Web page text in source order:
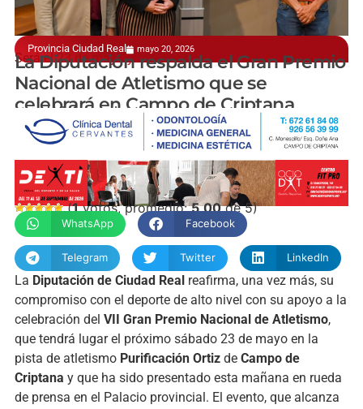
Provincia Ciudad Real mayo 20, 2026
Será el 23 de mayo y contará con más de 250 atletas
La Diputación respalda el Gran Premio
Nacional de Atletismo que se
celebrará en Campo de Criptana
manchainformacion.com
(1votos, promedio:5,00de 5)
WhatsApp Facebook
Telegram Twitter LinkedIn
La Diputación de Ciudad Realreafirma, una vez más, su
compromiso con el deporte de alto nivel con su apoyo a la
celebración del VII Gran Premio Nacional de Atletismo,
que tendrá lugar el próximo sábado 23 de mayo en la
pista de atletismo Purificación Ortizde Campo de
Criptana y que ha sido presentado esta mañana en rueda
de prensa en el Palacio provincial. El evento, que alcanza